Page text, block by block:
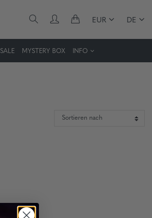
EUR DE
SALE MYSTERY BOX INFO